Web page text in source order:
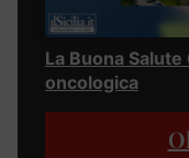
La Buona
oncologica